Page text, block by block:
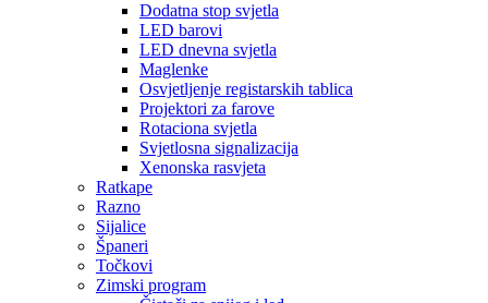
Dodatna stop svjetla
LED barovi
LED dnevna svjetla
Maglenke
Osvjetljenje registarskih tablica
Projektori za farove
Rotaciona svjetla
Svjetlosna signalizacija
Xenonska rasvjeta
Ratkape
Razno
Sijalice
Španeri
Točkovi
Zimski program